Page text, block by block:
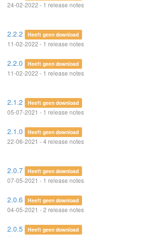
24-02-2022 - 1 release notes
2.2.2 Heeft geen download
11-02-2022 - 1 release notes
2.2.0 Heeft geen download
11-02-2022 - 1 release notes
2.1.2 Heeft geen download
05-07-2021 - 1 release notes
2.1.0 Heeft geen download
22-06-2021 - 4 release notes
2.0.7 Heeft geen download
07-05-2021 - 1 release notes
2.0.6 Heeft geen download
04-05-2021 - 2 release notes
2.0.5 Heeft geen download